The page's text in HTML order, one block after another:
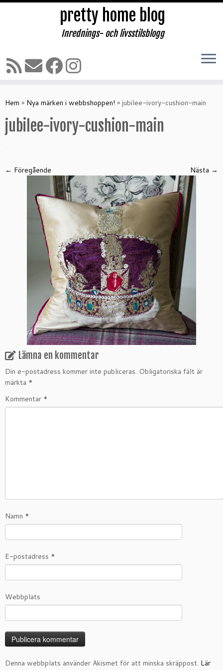
till
pretty home blog
Inrednings- och livsstilsblogg
Hem » Nya märken i webbshoppen! » jubilee-ivory-cushion-main
jubilee-ivory-cushion-main
← Föregående Nästa →
Lämna en kommentar
Din e-postadress kommer inte publiceras. Obligatoriska fält är
märkta *
Kommentar *
Namn *
E-postadress *
Webbplats
Denna webbplats använder Akismet för att minska skräppost. Lär